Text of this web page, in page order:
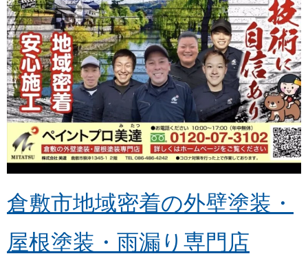
倉敷市地域密着の外壁塗装・
屋根塗装・雨漏り専門店